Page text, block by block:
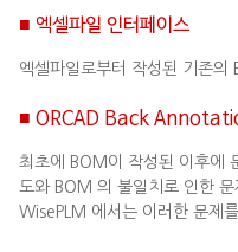
■ 엑셀파일 인터페이스
엑셀파일로부터 작성된 기존
■ ORCAD Back
최초에 BOM이 작성된 이후에
도와 BOM 의 불일치로 인한 문
WisePLM 에서는 이러한 문제